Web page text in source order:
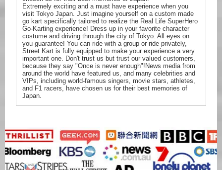
Extremely exciting and a must have experience when you
visit Tokyo Japan. Just imagine yourself on a custom made
go kart specifically tailored to realize the Real Life SuperHero
Go-Karting experience! Dress up in your favorite character
costume and driving through the city of Tokyo. All eyes on
you guarantee! You can ride with a group or ride privately,
Street Kart is fully equipped to make your experience a very
important one. Don't trust us but trust our valued customers,
because they say "Once is never enough"!News media from
around the world have featured us, and many celebrities and
VIPs, including world-famous singers, movie stars, athletes,
and F1 racers, have chosen us for their best memories of
Japan.